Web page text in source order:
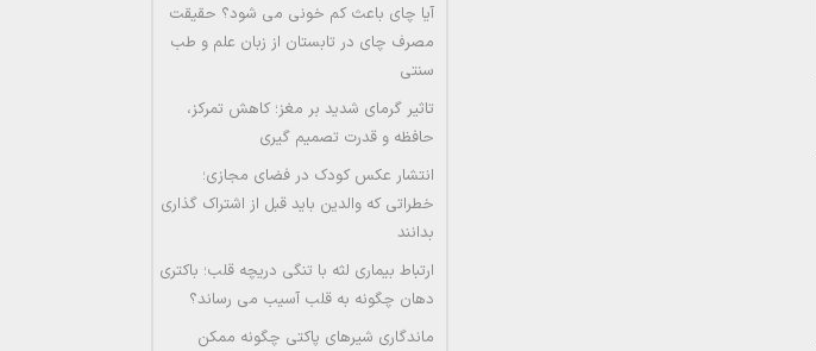
آیا چای باعث کم خونی می شود؟ حقیقت
مصرف چای در تابستان از زبان علم و طب
سنتی
تاثیر گرمای شدید بر مغز؛ کاهش تمرکز،
حافظه و قدرت تصمیم گیری
انتشار عکس کودک در فضای مجازی؛
خطراتی که والدین باید قبل از اشتراک گذاری
بدانند
ارتباط بیماری لثه با تنگی دریچه قلب؛ باکتری
دهان چگونه به قلب آسیب می رساند؟
ماندگاری شیرهای پاکتی چگونه ممکن